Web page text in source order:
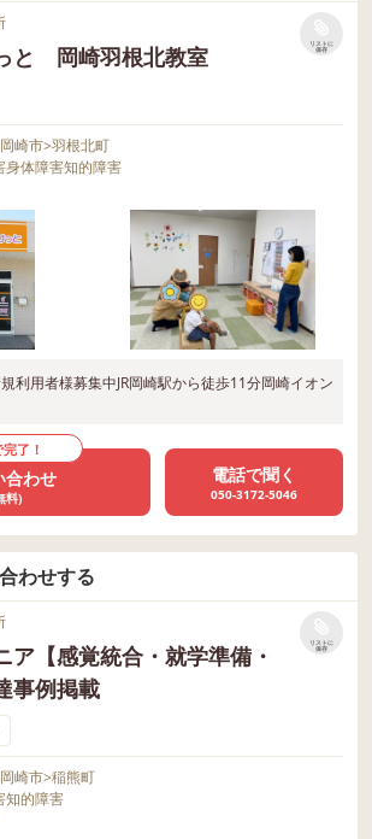
と 岡崎羽根北教室
リストに
保存
岡崎市>羽根北町
身体障害知的障害
利用者様募集中JR岡崎駅から徒歩11分岡崎イオン
了！
合わせ
料)
電話で聞く
050-3172-5046
わせする
ア【感覚統合・就学準備・
事例掲載
リストに
保存
岡崎市>稲熊町
知的障害